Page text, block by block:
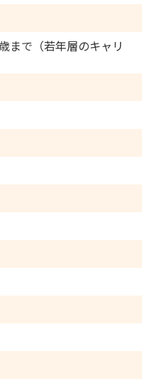
で（若年層のキャリ